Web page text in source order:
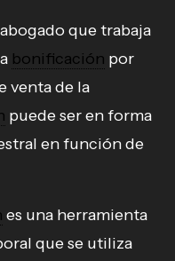
que trabaja
bonificación por
venta de la
puede ser en forma
en función de
es una herramienta
que se utiliza